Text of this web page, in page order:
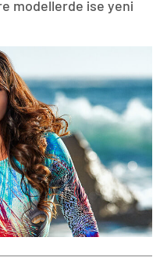
modellerde ise yeni